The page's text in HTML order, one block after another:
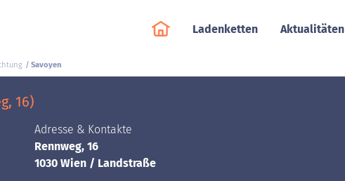
Ladenketten Aktualitäten
Savoyen
16)
Adresse & Kontakte
Rennweg, 16
1030 Wien / Landstraße